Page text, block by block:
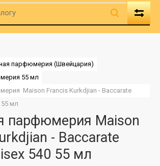
парфюмерия (Швейцария)
55 мл
Maison Francis Kurkdjian - Baccarate
55 мл
парфюмерия Maison
- Baccarate
540 55 мл